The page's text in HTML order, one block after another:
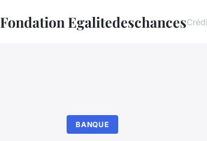
Fondation Egalitedeschances
BANQUE